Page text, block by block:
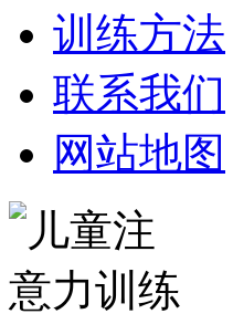
训练方法
联系我们
网站地图